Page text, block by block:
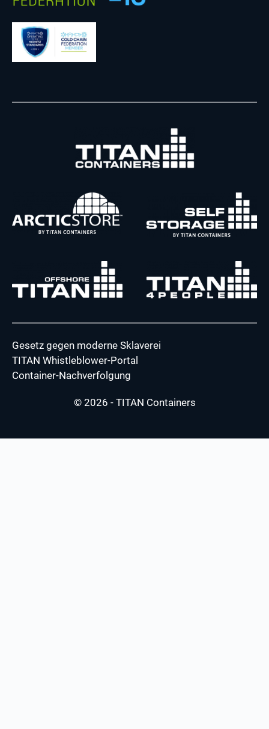
Gesetz gegen moderne Sklaverei
TITAN Whistleblower-Portal
Container-Nachverfolgung
© 2026 - TITAN Containers